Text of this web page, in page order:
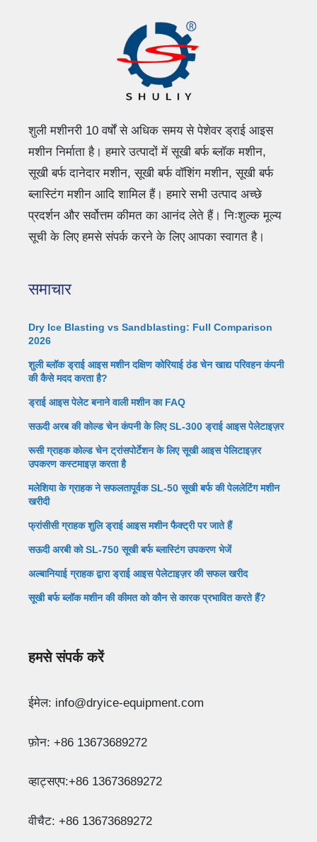
शुली मशीनरी 10 वर्षों से अधिक समय से पेशेवर ड्राई आइस
मशीन निर्माता है। हमारे उत्पादों में सूखी बर्फ ब्लॉक मशीन,
सूखी बर्फ दानेदार मशीन, सूखी बर्फ वॉशिंग मशीन, सूखी बर्फ
ब्लास्टिंग मशीन आदि शामिल हैं। हमारे सभी उत्पाद अच्छे
प्रदर्शन और सर्वोत्तम कीमत का आनंद लेते हैं। निःशुल्क मूल्य
सूची के लिए हमसे संपर्क करने के लिए आपका स्वागत है।
समाचार
Dry Ice Blasting vs Sandblasting: Full Comparison
2026
शुली ब्लॉक ड्राई आइस मशीन दक्षिण कोरियाई ठंड चेन खाद्य परिवहन कंपनी
की कैसे मदद करता है?
ड्राई आइस पेलेट बनाने वाली मशीन का FAQ
सऊदी अरब की कोल्ड चेन कंपनी के लिए SL-300 ड्राई आइस पेलेटाइज़र
रूसी ग्राहक कोल्ड चेन ट्रांसपोर्टेशन के लिए सूखी आइस पेलिटाइज़र
उपकरण कस्टमाइज़ करता है
मलेशिया के ग्राहक ने सफलतापूर्वक SL-50 सूखी बर्फ की पेललेटिंग मशीन
खरीदी
फ्रांसीसी ग्राहक शुलि ड्राई आइस मशीन फैक्ट्री पर जाते हैं
सऊदी अरबी को SL-750 सूखी बर्फ ब्लास्टिंग उपकरण भेजें
अल्बानियाई ग्राहक द्वारा ड्राई आइस पेलेटाइज़र की सफल खरीद
सूखी बर्फ ब्लॉक मशीन की कीमत को कौन से कारक प्रभावित करते हैं?
हमसे संपर्क करें
ईमेल: info@dryice-equipment.com
फ़ोन: +86 13673689272
व्हाट्सएप:+86 13673689272
वीचैट: +86 13673689272